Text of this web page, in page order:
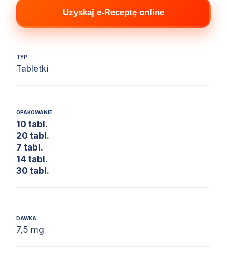
Uzyskaj e-Receptę online
TYP
Tabletki
OPAKOWANIE
10 tabl.
20 tabl.
7 tabl.
14 tabl.
30 tabl.
DAWKA
7,5 mg